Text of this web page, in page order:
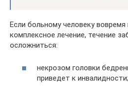
Если больному человеку
комплексное лечение, течение
осложниться:
некрозом головки
приведет к инвалидности;